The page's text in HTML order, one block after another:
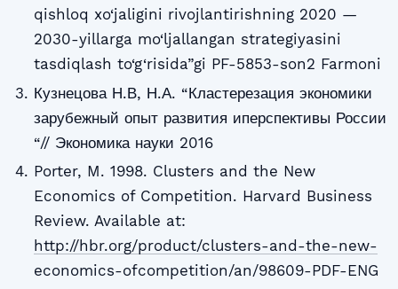
qishloq xo‘jaligini rivojlantirishning 2020 —
2030-yillarga mo‘ljallangan strategiyasini
tasdiqlash to‘g‘risida”gi PF-5853-son2 Farmoni
Кузнецова Н.В, Н.А. “Кластерезация экономики
зарубежный опыт развития иперспективы России
“// Экономика науки 2016
Porter, M. 1998. Clusters and the New
Economics of Competition. Harvard Business
Review. Available at:
http://hbr.org/product/clusters-and-the-new-
economics-ofcompetition/an/98609-PDF-ENG